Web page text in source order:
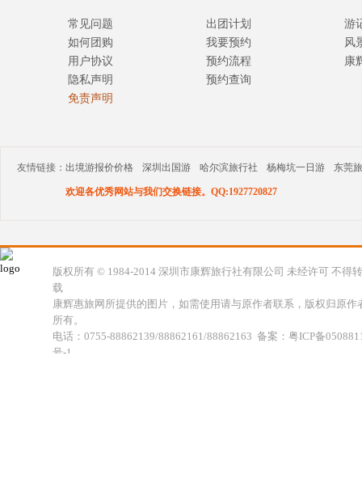
常见问题
如何团购
用户协议
隐私声明
免责声明
出团计划
我要预约
预约流程
预约查询
游
风
康
友情链接： 出境游报价价格 深圳出国游 哈尔滨旅行社 杨梅坑一日游 东莞
欢迎各优秀网站与我们交换链接。QQ:1927720827
版权所有 © 1984-2014 深圳市康辉旅行社有限公司 未经许可 不得转
载
康辉惠旅网所提供的图片，如需使用请与原作者联系，版权归原作
所有。
电话：0755-88862139/88862161/88862163 备案：粤ICP备
号-1